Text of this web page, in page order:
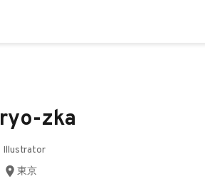
ryo-zka
Illustrator
東京